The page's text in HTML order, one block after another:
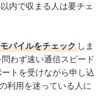
内で収まる人は要チェ
バイルをチェック しま
わず速い通信スピード
トを受けながら申し込
利用を迷っている人に